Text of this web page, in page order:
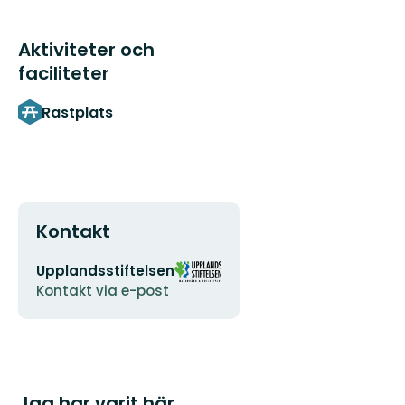
Aktiviteter och
faciliteter
Rastplats
Kontakt
E-
postadress
Upplandsstiftelsen
Kontakt via e-post
Organisationens
logotyp